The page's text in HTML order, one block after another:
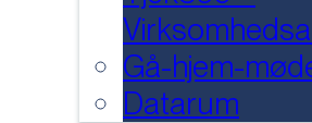
Gå-hjem-
Datarum